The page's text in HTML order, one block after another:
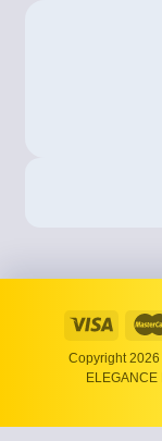
Copyright
ELEGANCE